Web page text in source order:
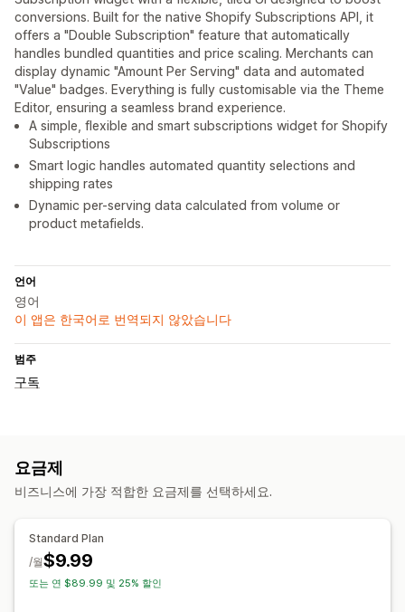
conversions. Built for the native Shopify Subscriptions API, it
offers a "Double Subscription" feature that automatically
handles bundled quantities and price scaling. Merchants can
display dynamic "Amount Per Serving" data and automated
"Value" badges. Everything is fully customisable via the Theme
Editor, ensuring a seamless brand experience.
A simple, flexible and smart subscriptions widget for Shopify
Subscriptions
Smart logic handles automated quantity selections and
shipping rates
Dynamic per-serving data calculated from volume or
product metafields.
언어
영어
이 앱은 한국어로 번역되지 않았습니다
범주
구독
요금제
비즈니스에 가장 적합한 요금제를 선택하세요.
Standard Plan
$9.99
/월
또는 연 $89.99 및 25% 할인